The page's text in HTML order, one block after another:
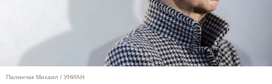
Палинчак Михаил / УНИАН